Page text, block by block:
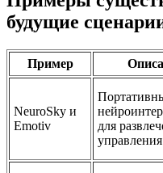
будущие
Пример
NeuroSky и
Emotiv
для
управления